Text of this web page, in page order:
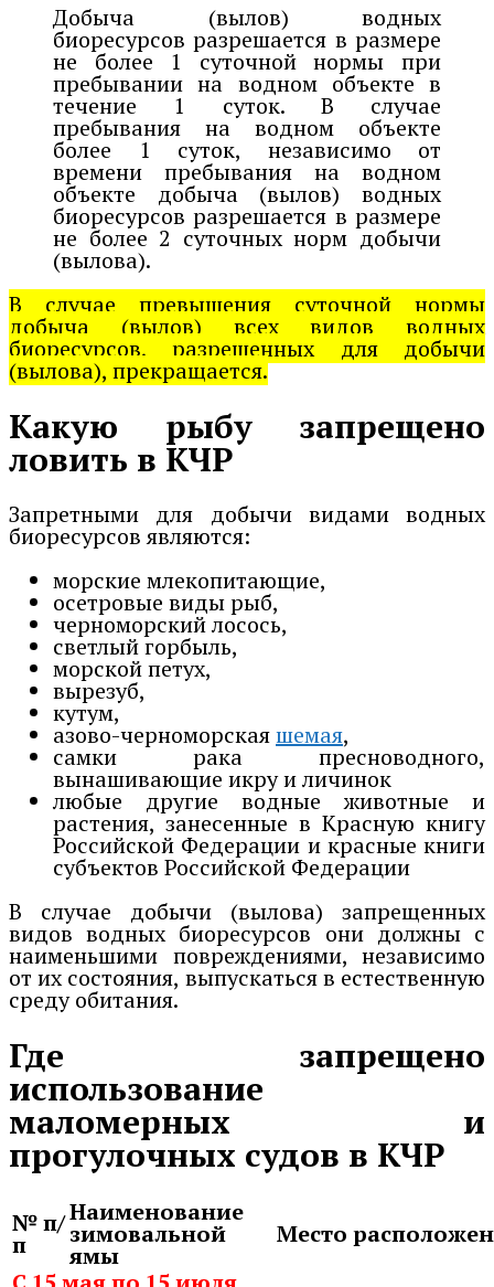
Добыча (вылов) водных
биоресурсов разрешается в размере
не более 1 суточной нормы при
пребывании на водном объекте в
течение 1 суток. В случае
пребывания на водном объекте
более 1 суток, независимо от
времени пребывания на водном
объекте добыча (вылов) водных
биоресурсов разрешается в размере
не более 2 суточных норм добычи
(вылова).
В случае превышения суточной нормы
добыча (вылов) всех видов водных
биоресурсов, разрешенных для добычи
(вылова), прекращается.
Какую рыбу запрещено
ловить в КЧР
Запретными для добычи видами водных
биоресурсов являются:
морские млекопитающие,
осетровые виды рыб,
черноморский лосось,
светлый горбыль,
морской петух,
вырезуб,
кутум,
азово-черноморскаяшемая,
самки рака пресноводного,
вынашивающие икру и личинок
любые другие водные животные и
растения, занесенные в Красную книгу
Российской Федерации и красные книги
субъектов Российской Федерации
В случае добычи (вылова) запрещенных
видов водных биоресурсов они должны с
наименьшими повреждениями, независимо
от их состояния, выпускаться в естественную
среду обитания.
Где запрещено
использование
маломерных и
прогулочных судов в КЧР
№п/
п
Наименование
зимовальной
ямы
Место